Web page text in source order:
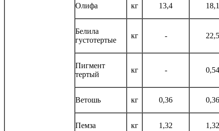
Олифа кг 13,4 18,1
Белила
густотертые
кг - 22,5
Пигмент
тертый
кг - 0,54
Ветошь кг 0,36 0,36
Пемза кг 1,32 1,32